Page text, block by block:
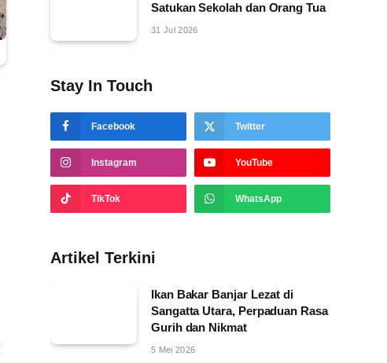
Satukan Sekolah dan Orang Tua
31 Jul 2026
Stay In Touch
Facebook Twitter
Instagram YouTube
TikTok WhatsApp
Artikel Terkini
Ikan Bakar Banjar Lezat di
Sangatta Utara, Perpaduan Rasa
Gurih dan Nikmat
5 Mei 2026